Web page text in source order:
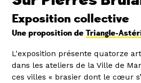
Exposition collective
Une proposition de Triangle-
L'exposition présente quatorze
dans les ateliers de la Ville de
ces villes « brasier dont le cœur